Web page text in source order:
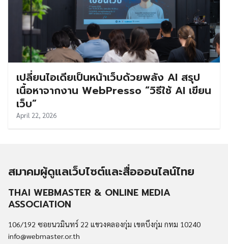
เปลี่ยนไอเดียเป็นหน้าเว็บด้วยพลัง AI สรุป
เนื้อหาจากงาน WebPresso “วิธีใช้ AI เขียน
เว็บ”
April 22, 2026
สมาคมผู้ดูแลเว็บไซต์และสื่อออนไลน์ไทย
THAI WEBMASTER & ONLINE MEDIA
ASSOCIATION
106/192 ซอยนวมินทร์ 22 แขวงคลองกุ่ม เขตบึงกุ่ม กทม 10240
info@webmaster.or.th